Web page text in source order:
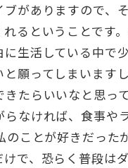
がありますので、
るということです
に生活している中で
と願ってしまいます
きたらいいなと思っ
らなければ、食事や
のことが好きだった
で、恐らく普段は